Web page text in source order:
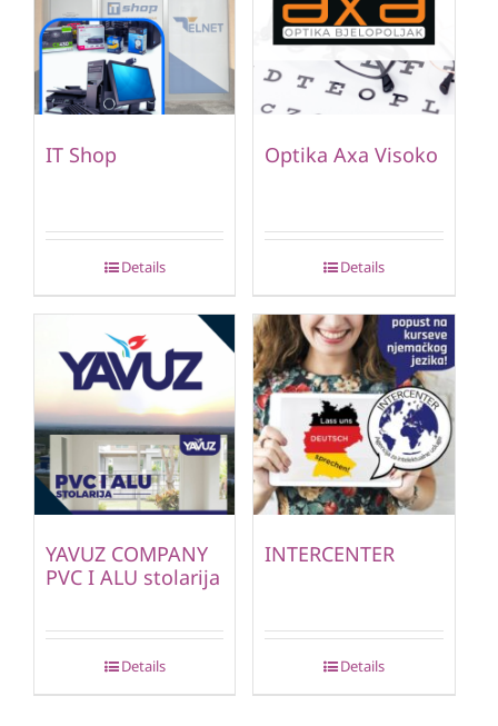
IT Shop
Details
Optika Axa Visoko
Details
YAVUZ COMPANY
PVC I ALU stolarija
Details
INTERCENTER
Details